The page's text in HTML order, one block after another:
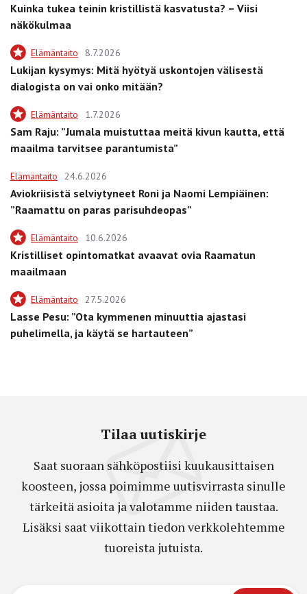
Kuinka tukea teinin kristillistä kasvatusta? – Viisi
näkökulmaa
Elämäntaito 8.7.2026
Lukijan kysymys: Mitä hyötyä uskontojen välisestä
dialogista on vai onko mitään?
Elämäntaito 1.7.2026
Sam Raju: ”Jumala muistuttaa meitä kivun kautta, että
maailma tarvitsee parantumista”
Elämäntaito 24.6.2026
Aviokriisistä selviytyneet Roni ja Naomi Lempiäinen:
”Raamattu on paras parisuhdeopas”
Elämäntaito 10.6.2026
Kristilliset opintomatkat avaavat ovia Raamatun
maailmaan
Elämäntaito 27.5.2026
Lasse Pesu: ”Ota kymmenen minuuttia ajastasi
puhelimella, ja käytä se hartauteen”
Tilaa uutiskirje
Saat suoraan sähköpostiisi kuukausittaisen
koosteen, jossa poimimme uutisvirrasta sinulle
tärkeitä asioita ja valotamme niiden taustaa.
Lisäksi saat viikottain tiedon verkkolehtemme
tuoreista jutuista.